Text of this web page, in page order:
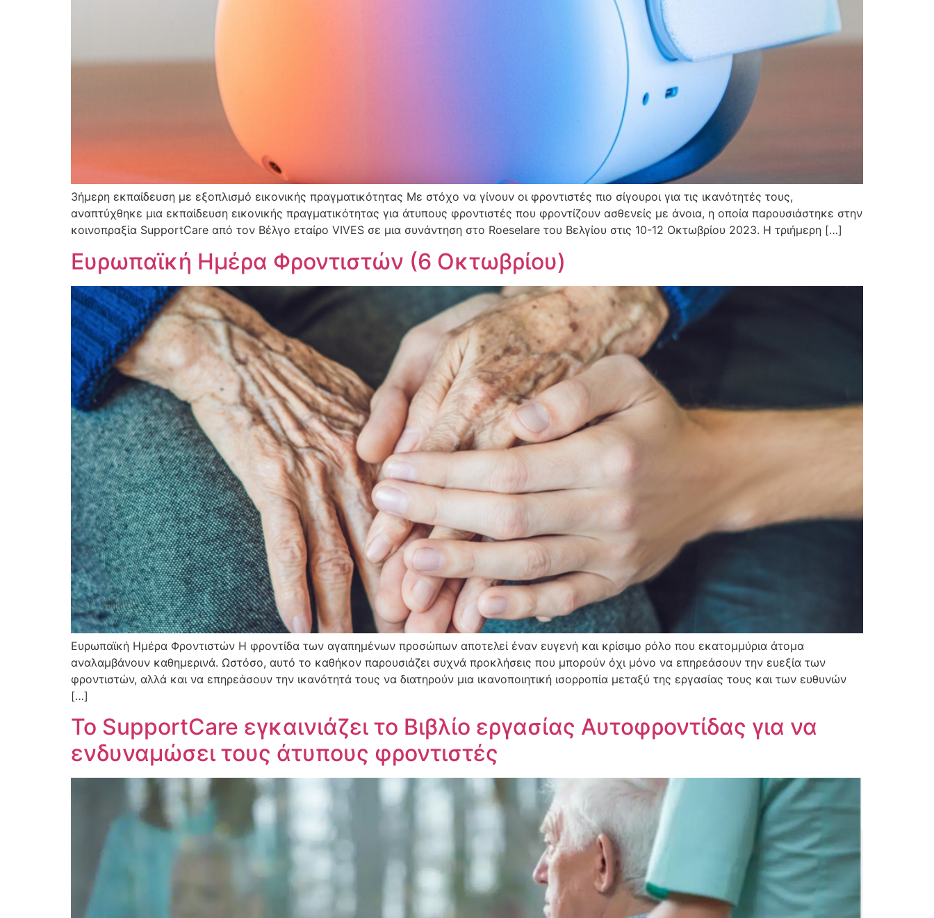
3ήμερη εκπαίδευση με εξοπλισμό εικονικής πραγματικότητας Με στόχο να γίνουν οι φροντιστές πιο σίγουροι για τις ικανότητές τους,
αναπτύχθηκε μια εκπαίδευση εικονικής πραγματικότητας για άτυπους φροντιστές που φροντίζουν ασθενείς με άνοια, η οποία παρουσιάστηκε στην
κοινοπραξία SupportCare από τον Βέλγο εταίρο VIVES σε μια συνάντηση στο Roeselare του Βελγίου στις 10-12 Οκτωβρίου 2023. Η τριήμερη […]
Ευρωπαϊκή Ημέρα Φροντιστών (6 Οκτωβρίου)
Ευρωπαϊκή Ημέρα Φροντιστών Η φροντίδα των αγαπημένων προσώπων αποτελεί έναν ευγενή και κρίσιμο ρόλο που εκατομμύρια άτομα
αναλαμβάνουν καθημερινά. Ωστόσο, αυτό το καθήκον παρουσιάζει συχνά προκλήσεις που μπορούν όχι μόνο να επηρεάσουν την ευεξία των
φροντιστών, αλλά και να επηρεάσουν την ικανότητά τους να διατηρούν μια ικανοποιητική ισορροπία μεταξύ της εργασίας τους και των ευθυνών
[…]
Το SupportCare εγκαινιάζει το Βιβλίο εργασίας Αυτοφροντίδας για να
ενδυναμώσει τους άτυπους φροντιστές